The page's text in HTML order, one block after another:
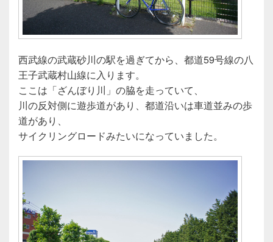
西武線の武蔵砂川の駅を過ぎてから、都道59号線の八
王子武蔵村山線に入ります。
ここは「ざんぼり川」の脇を走っていて、
川の反対側に遊歩道があり、都道沿いは車道並みの歩
道があり、
サイクリングロードみたいになっていました。